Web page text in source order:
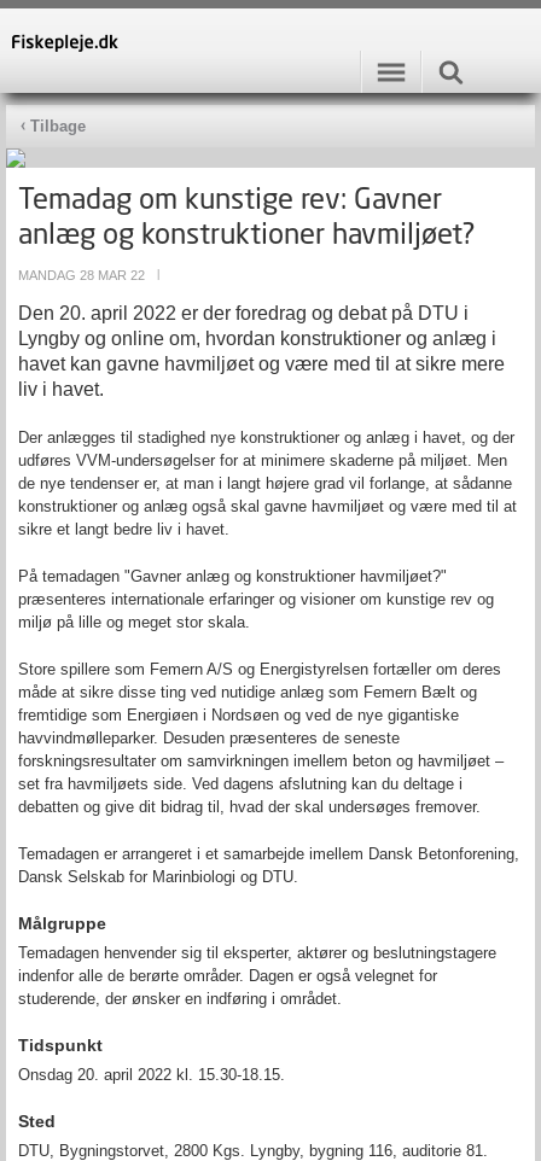
Tilbage
Temadag om kunstige rev: Gavner
anlæg og konstruktioner havmiljøet?
MANDAG 28 MAR 22
Den 20. april 2022 er der foredrag og debat på DTU i
Lyngby og online om, hvordan konstruktioner og anlæg i
havet kan gavne havmiljøet og være med til at sikre mere
liv i havet.
Der anlægges til stadighed nye konstruktioner og anlæg i havet, og der
udføres VVM-undersøgelser for at minimere skaderne på miljøet. Men
de nye tendenser er, at man i langt højere grad vil forlange, at sådanne
konstruktioner og anlæg også skal gavne havmiljøet og være med til at
sikre et langt bedre liv i havet.
På temadagen "Gavner anlæg og konstruktioner havmiljøet?"
præsenteres internationale erfaringer og visioner om kunstige rev og
miljø på lille og meget stor skala.
Store spillere som Femern A/S og Energistyrelsen fortæller om deres
måde at sikre disse ting ved nutidige anlæg som Femern Bælt og
fremtidige som Energiøen i Nordsøen og ved de nye gigantiske
havvindmølleparker. Desuden præsenteres de seneste
forskningsresultater om samvirkningen imellem beton og havmiljøet –
set fra havmiljøets side. Ved dagens afslutning kan du deltage i
debatten og give dit bidrag til, hvad der skal undersøges fremover.
Temadagen er arrangeret i et samarbejde imellem Dansk Betonforening,
Dansk Selskab for Marinbiologi og DTU.
Målgruppe
Temadagen henvender sig til eksperter, aktører og beslutningstagere
indenfor alle de berørte områder. Dagen er også velegnet for
studerende, der ønsker en indføring i området.
Tidspunkt
Onsdag 20. april 2022 kl. 15.30-18.15.
Sted
DTU, Bygningstorvet, 2800 Kgs. Lyngby, bygning 116, auditorie 81.